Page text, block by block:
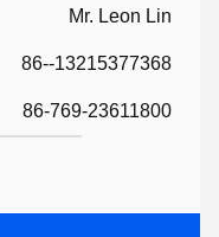
Mr. Leon Lin
86--13215377368
86-769-23611800